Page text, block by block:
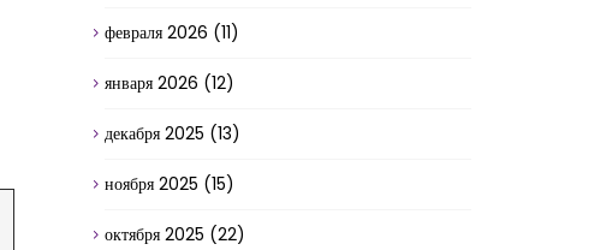
февраля 2026 (11)
января 2026 (12)
декабря 2025 (13)
ноября 2025 (15)
октября 2025 (22)